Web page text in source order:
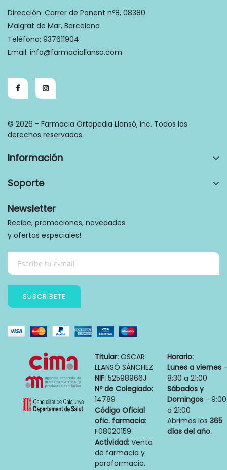
Dirección: Carrer de Ponent nº8, 08380
Malgrat de Mar, Barcelona
Teléfono: 937611904
Email: info@farmaciallanso.com
© 2026 - Farmacia Ortopedia Llansó, Inc. Todos los
derechos reservados.
Información
Soporte
Newsletter
Recibe, promociones, novedades
y ofertas especiales!
SUSCRIBETE
Titular: OSCAR
LLANSÓ SÁNCHEZ
NIF: 52598966J
Nº de Colegiado:
14789
Código Oficial
ofic. farmacia:
F08020159
Actividad: Venta
de farmacia y
parafarmacia.
Horario:
Lunes a viernes -
8:30 a 21:00
Sábados y
Domingos - 9:00
a 21:00
Abrimos los 365
días del año.